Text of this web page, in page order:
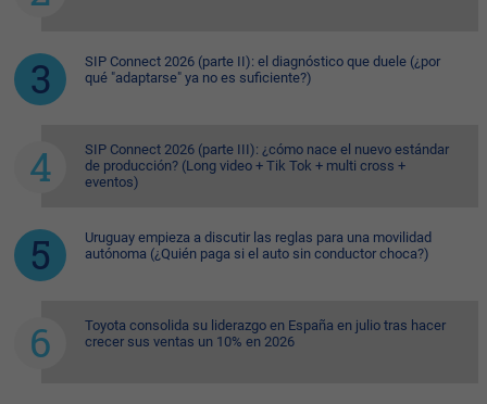
SIP Connect 2026 (parte II): el diagnóstico que duele (¿por
qué "adaptarse" ya no es suficiente?)
SIP Connect 2026 (parte III): ¿cómo nace el nuevo estándar
de producción? (Long video + Tik Tok + multi cross +
eventos)
Uruguay empieza a discutir las reglas para una movilidad
autónoma (¿Quién paga si el auto sin conductor choca?)
Toyota consolida su liderazgo en España en julio tras hacer
crecer sus ventas un 10% en 2026